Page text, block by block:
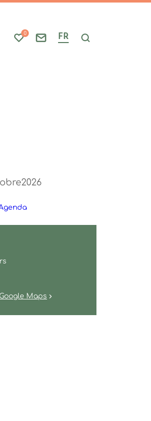
la barre de navigation du
Mes favoris
0
Nous contacter
FR Je recherche
2026
Maps